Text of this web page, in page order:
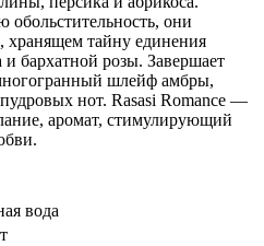
обольстительность, они
хранящем тайну единения
бархатной розы. Завершает
шлейф амбры,
нот. Rasasi Romance —
аромат, стимулирующий
вода